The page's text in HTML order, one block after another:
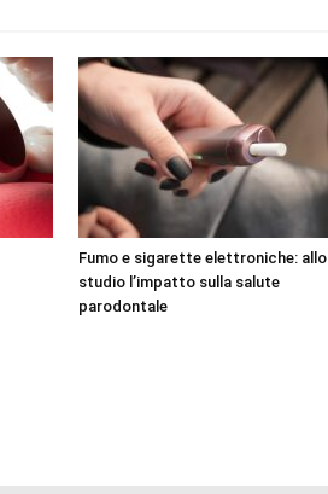
Fumo e sigarette elettroniche: allo
studio l’impatto sulla salute
parodontale